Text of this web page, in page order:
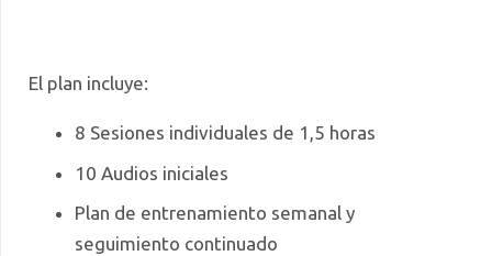
El plan incluye:
8 Sesiones individuales de 1,5 horas
10 Audios iniciales
Plan de entrenamiento semanal y
seguimiento continuado